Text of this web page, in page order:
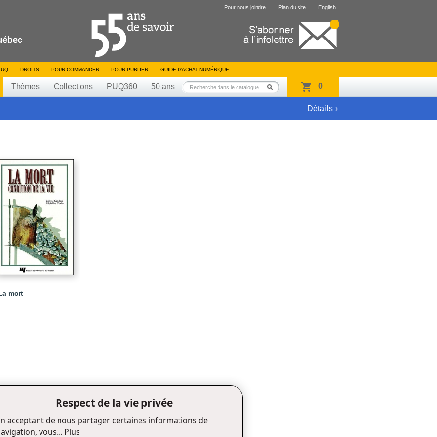
Pour nous joindre Plan du site English
DROITS POUR COMMANDER POUR PUBLIER GUIDE D’ACHAT NUMÉRIQUE
Thèmes Collections PUQ360 50 ans 0
Détails ›
mort
Respect de la vie privée
acceptant de nous partager certaines informations de
vous... Plus